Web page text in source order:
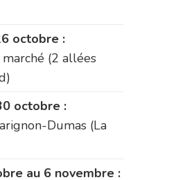
octobre :
(2 allées
octobre :
Dumas (La
au 6 novembre :